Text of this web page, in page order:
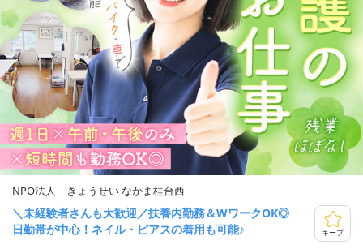
NPO法人 きょうせい なかま桂台西
＼未経験者さんも大歓迎／扶養内勤務＆WワークOK◎
日勤帯が中心！ネイル・ピアスの着用も可能♪
キープ